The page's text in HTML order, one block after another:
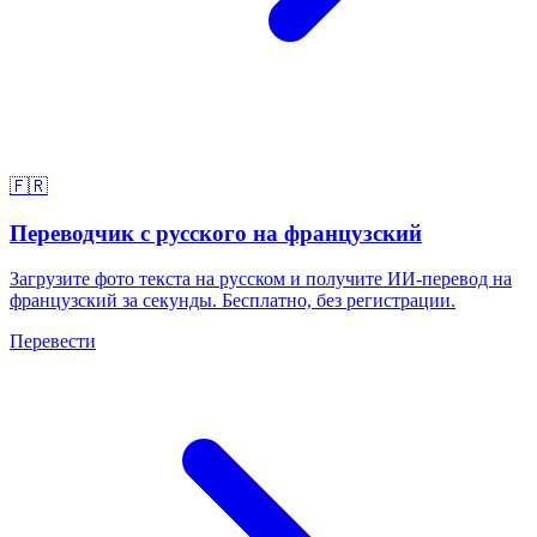
🇫🇷
Переводчик с русского на французский
Загрузите фото текста на русском и получите ИИ-перевод на
французский за секунды. Бесплатно, без регистрации.
Перевести